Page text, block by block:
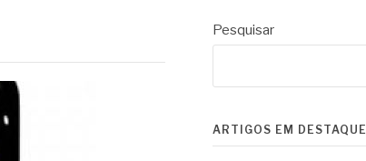
Pesquisar
ARTIGOS EM DESTAQUE